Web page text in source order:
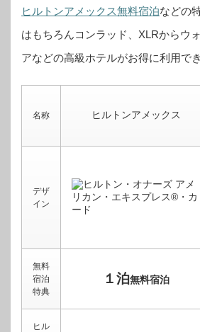
ヒルトンアメックス無料宿泊などの
はもちろんコンラッド、XLRからウ
アなどの高級ホテルがお得に利用でき
名称 ヒルトンアメックス
デザ
イン
無料
宿泊
特典
１泊無料宿泊
ヒル